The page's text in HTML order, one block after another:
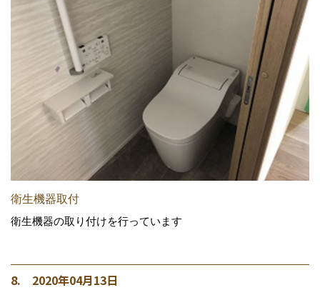
衛生機器取付
衛生機器の取り付けを行っています
8. 2020年04月13日